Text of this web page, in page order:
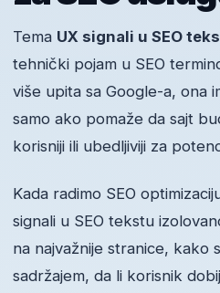
Tema UX signali u SEO
tehnički pojam u SEO
više upita sa Google-a, ona
samo ako pomaže da sajt
korisniji ili ubedljiviji za
Kada radimo SEO
signali u SEO tekstu
na najvažnije stranice, kako
sadržajem, da li korisnik